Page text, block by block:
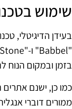
שימוש
בעידן הדיגיטלי,
בזמן ובמקום
כמו כן, ישנם אתרים
ממורים דוברי